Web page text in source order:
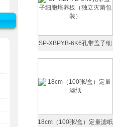
SP-XBPYB-6K6孔带盖子细
胞培养板（独立灭菌包装）
18cm（100张/盒）定量滤纸